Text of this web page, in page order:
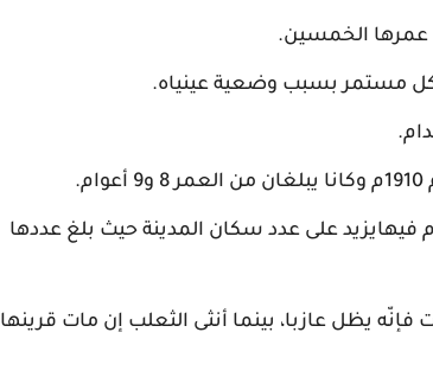
مستمر بسبب وضعية عينياه.
فيهايزيد على عدد سكان المدينة حيث بلغ عددها
يظل عازبا، بينما أنثى الثعلب إن مات قرينها